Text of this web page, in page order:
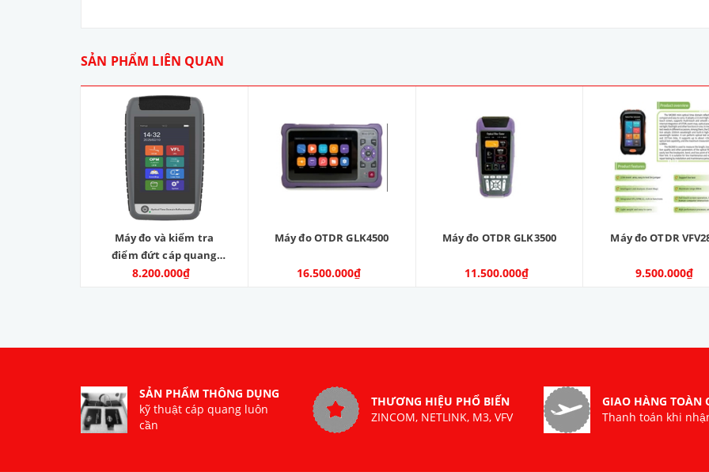
SẢN PHẨM LIÊN QUAN
Máy đo và kiểm tra
điểm đứt cáp quang
OTDR. Model: OTDR-V9.
8.200.000₫
Máy đo OTDR GLK4500
16.500.000₫
Máy đo OTDR GLK3500
11.500.000₫
Máy đo OTDR
9.500.000₫
SẢN PHẨM THÔNG DỤNG
kỹ thuật cáp quang luôn
cần
THƯƠNG HIỆU PHỔ BIẾN
ZINCOM, NETLINK, M3, VFV
GIAO HÀNG TOÀN
Thanh toán khi